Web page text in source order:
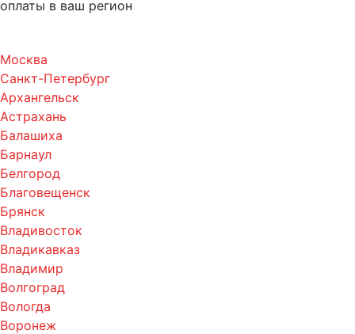
оплаты в ваш регион
Москва
Санкт-Петербург
Архангельск
Астрахань
Балашиха
Барнаул
Белгород
Благовещенск
Брянск
Владивосток
Владикавказ
Владимир
Волгоград
Вологда
Воронеж